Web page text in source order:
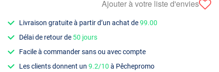
Ajouter à votre liste d'envies
Livraison gratuite à partir d’un achat de99.00
Délai de retour de 50 jours
Facile à commander sans ou avec compte
Les clients donnent un9.2/10 à Pêchepromo